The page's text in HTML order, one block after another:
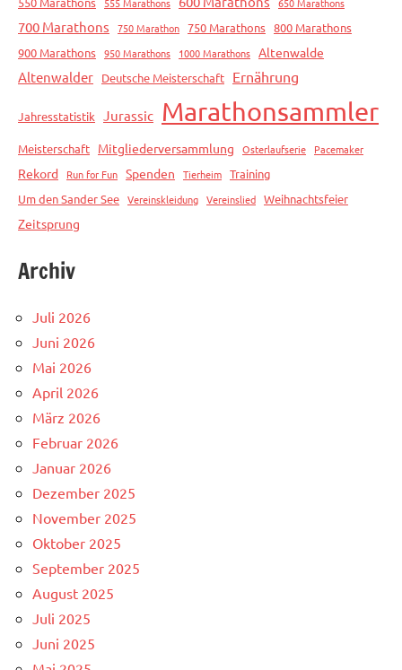
555 Marathons 650 Marathons
700 Marathons 750 Marathon 750 Marathons 800 Marathons
900 Marathons 950 Marathons 1000 Marathons Altenwalde
Altenwalder Deutsche Meisterschaft Ernährung
Jahresstatistik Jurassic Marathonsammler
Meisterschaft Mitgliederversammlung Osterlaufserie Pacemaker
Rekord Run for Fun Spenden Tierheim Training
Um den Sander See Vereinskleidung Vereinslied Weihnachtsfeier
Zeitsprung
Archiv
Juli 2026
Juni 2026
Mai 2026
April 2026
März 2026
Februar 2026
Januar 2026
Dezember 2025
November 2025
Oktober 2025
September 2025
August 2025
Juli 2025
Juni 2025